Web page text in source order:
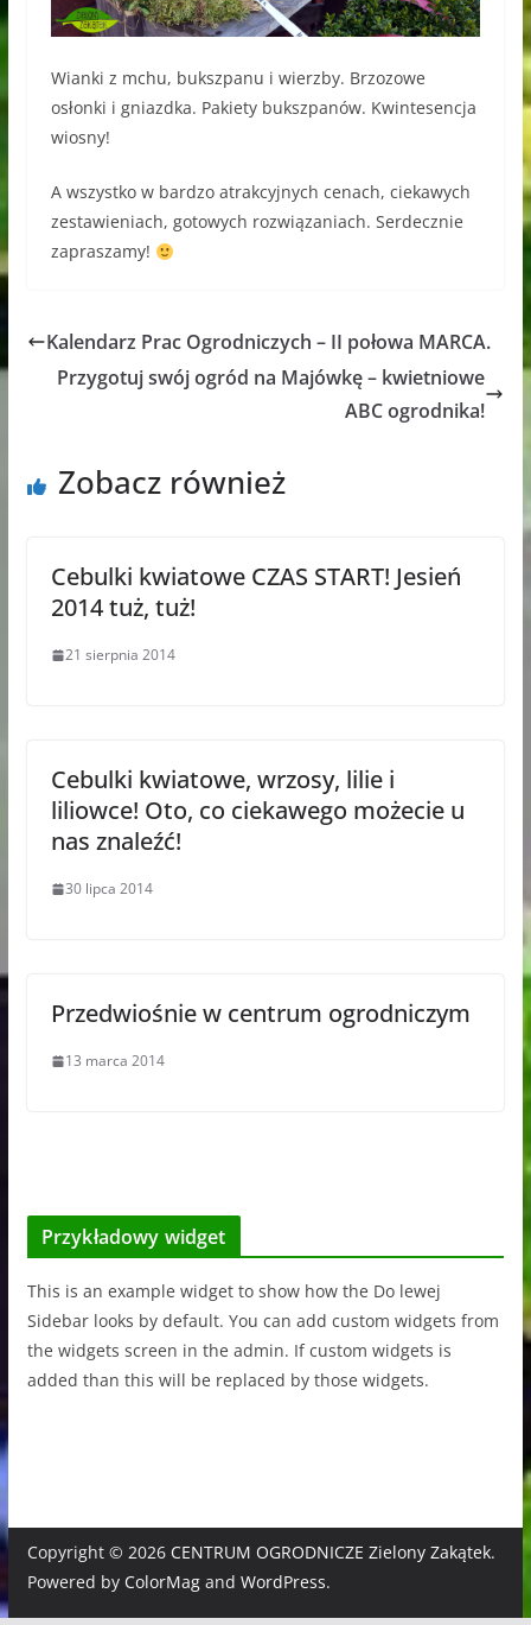
Wianki z mchu, bukszpanu i wierzby. Brzozowe
osłonki i gniazdka. Pakiety bukszpanów. Kwintesencja
wiosny!
A wszystko w bardzo atrakcyjnych cenach, ciekawych
zestawieniach, gotowych rozwiązaniach. Serdecznie
zapraszamy!
Kalendarz Prac Ogrodniczych – II połowa MARCA.
Przygotuj swój ogród na Majówkę – kwietniowe
ABC ogrodnika!
Zobacz również
Cebulki kwiatowe CZAS START! Jesień
2014 tuż, tuż!
21 sierpnia 2014
Cebulki kwiatowe, wrzosy, lilie i
liliowce! Oto, co ciekawego możecie u
nas znaleźć!
30 lipca 2014
Przedwiośnie w centrum ogrodniczym
13 marca 2014
Przykładowy widget
This is an example widget to show how the Do lewej
Sidebar looks by default. You can add custom widgets from
the widgets screen in the admin. If custom widgets is
added than this will be replaced by those widgets.
Copyright © 2026 CENTRUM OGRODNICZE Zielony Zakątek.
Powered by ColorMagand WordPress.